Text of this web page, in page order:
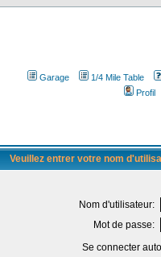
Garage
1/4 Mile Table
Profil
Veuillez entrer votre nom
Nom d'utilisateur:
Mot de passe:
Se connecter